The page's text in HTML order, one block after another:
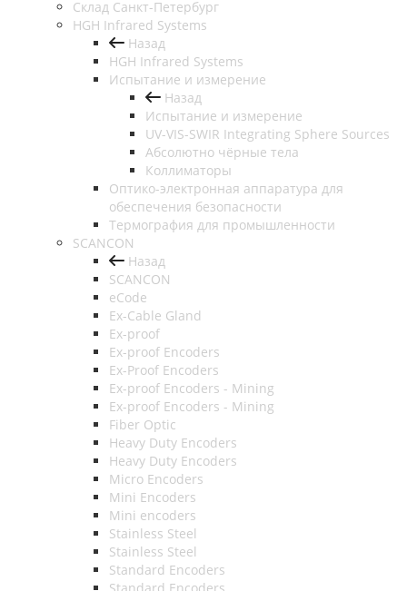
Cклад Санкт-Петербург
HGH Infrared Systems
Назад
HGH Infrared Systems
Испытание и измерение
Назад
Испытание и измерение
UV-VIS-SWIR Integrating Sphere Sources
Абсолютно чёрные тела
Коллиматоры
Оптико-электронная аппаратура для
обеспечения безопасности
Термография для промышленности
SCANCON
Назад
SCANCON
eCode
Ex-Cable Gland
Ex-proof
Ex-proof Encoders
Ex-Proof Encoders
Ex-proof Encoders - Mining
Ex-proof Encoders - Mining
Fiber Optic
Heavy Duty Encoders
Heavy Duty Encoders
Micro Encoders
Mini Encoders
Mini encoders
Stainless Steel
Stainless Steel
Standard Encoders